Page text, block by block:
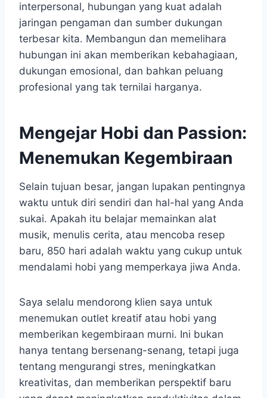
interpersonal, hubungan yang kuat adalah
jaringan pengaman dan sumber dukungan
terbesar kita. Membangun dan memelihara
hubungan ini akan memberikan kebahagiaan,
dukungan emosional, dan bahkan peluang
profesional yang tak ternilai harganya.
Mengejar Hobi dan Passion:
Menemukan Kegembiraan
Selain tujuan besar, jangan lupakan pentingnya
waktu untuk diri sendiri dan hal-hal yang Anda
sukai. Apakah itu belajar memainkan alat
musik, menulis cerita, atau mencoba resep
baru, 850 hari adalah waktu yang cukup untuk
mendalami hobi yang memperkaya jiwa Anda.
Saya selalu mendorong klien saya untuk
menemukan outlet kreatif atau hobi yang
memberikan kegembiraan murni. Ini bukan
hanya tentang bersenang-senang, tetapi juga
tentang mengurangi stres, meningkatkan
kreativitas, dan memberikan perspektif baru